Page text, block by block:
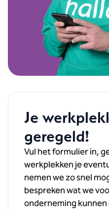
Je
geregeld!
Vul het formulier in,
werkplekken je
nemen we zo snel
bespreken wat we
onderneming